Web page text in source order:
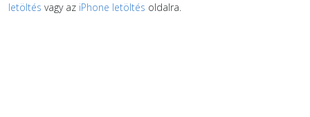
letöltés vagy az iPhone letöltés oldalra.